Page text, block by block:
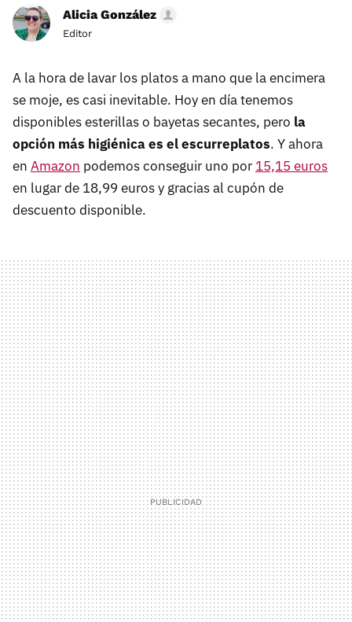
Alicia González
Editor
A la hora de lavar los platos a mano que la encimera
se moje, es casi inevitable. Hoy en día tenemos
disponibles esterillas o bayetas secantes, pero la
opción más higiénica es el escurreplatos. Y ahora
en Amazon podemos conseguir uno por 15,15 euros
en lugar de 18,99 euros y gracias al cupón de
descuento disponible.